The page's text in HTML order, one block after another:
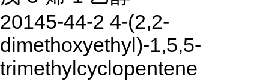
20145-44-2 4-(2,2-
dimethoxyethyl)-1,5,5-
trimethylcyclopentene